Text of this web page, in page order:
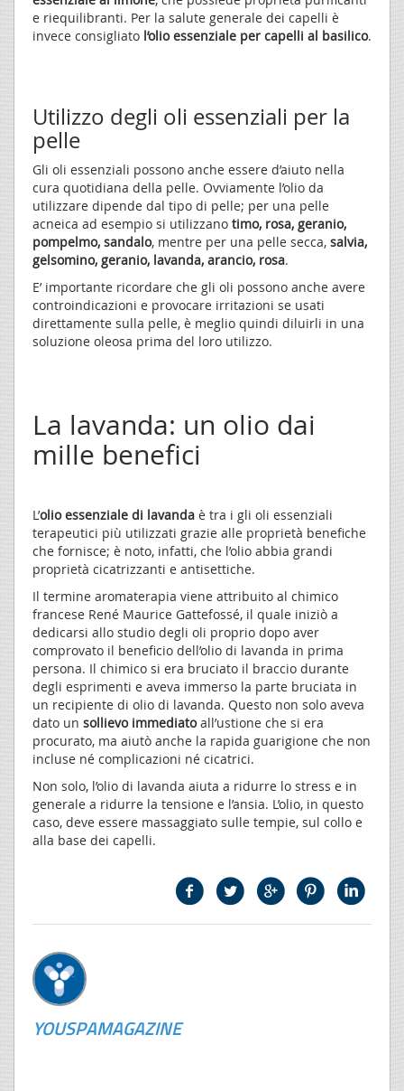
e riequilibranti. Per la salute generale dei capelli è
invece consigliato l’olio essenziale per capelli al basilico.
Utilizzo degli oli essenziali per la
pelle
Gli oli essenziali possono anche essere d’aiuto nella
cura quotidiana della pelle. Ovviamente l’olio da
utilizzare dipende dal tipo di pelle; per una pelle
acneica ad esempio si utilizzano timo, rosa, geranio,
pompelmo, sandalo, mentre per una pelle secca, salvia,
gelsomino, geranio, lavanda, arancio, rosa.
E’ importante ricordare che gli oli possono anche avere
controindicazioni e provocare irritazioni se usati
direttamente sulla pelle, è meglio quindi diluirli in una
soluzione oleosa prima del loro utilizzo.
La lavanda: un olio dai
mille benefici
L’olio essenziale di lavanda è tra i gli oli essenziali
terapeutici più utilizzati grazie alle proprietà benefiche
che fornisce; è noto, infatti, che l’olio abbia grandi
proprietà cicatrizzanti e antisettiche.
Il termine aromaterapia viene attribuito al chimico
francese René Maurice Gattefossé, il quale iniziò a
dedicarsi allo studio degli oli proprio dopo aver
comprovato il beneficio dell’olio di lavanda in prima
persona. Il chimico si era bruciato il braccio durante
degli esprimenti e aveva immerso la parte bruciata in
un recipiente di olio di lavanda. Questo non solo aveva
dato un sollievo immediatoall’ustione che si era
procurato, ma aiutò anche la rapida guarigione che non
incluse né complicazioni né cicatrici.
Non solo, l’olio di lavanda aiuta a ridurre lo stress e in
generale a ridurre la tensione e l’ansia. L’olio, in questo
caso, deve essere massaggiato sulle tempie, sul collo e
alla base dei capelli.
YOUSPAMAGAZINE